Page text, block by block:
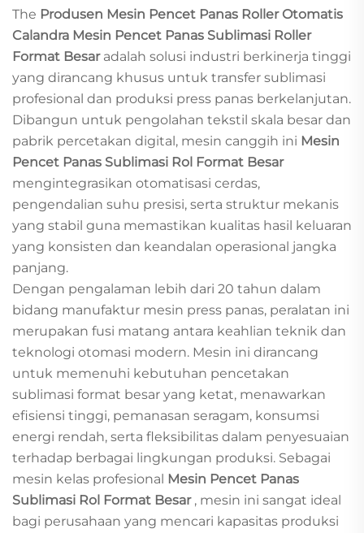
The Produsen Mesin Pencet Panas Roller Otomatis
Calandra Mesin Pencet Panas Sublimasi Roller
Format Besar adalah solusi industri berkinerja tinggi
yang dirancang khusus untuk transfer sublimasi
profesional dan produksi press panas berkelanjutan.
Dibangun untuk pengolahan tekstil skala besar dan
pabrik percetakan digital, mesin canggih ini Mesin
Pencet Panas Sublimasi Rol Format Besar
mengintegrasikan otomatisasi cerdas,
pengendalian suhu presisi, serta struktur mekanis
yang stabil guna memastikan kualitas hasil keluaran
yang konsisten dan keandalan operasional jangka
panjang.
Dengan pengalaman lebih dari 20 tahun dalam
bidang manufaktur mesin press panas, peralatan ini
merupakan fusi matang antara keahlian teknik dan
teknologi otomasi modern. Mesin ini dirancang
untuk memenuhi kebutuhan pencetakan
sublimasi format besar yang ketat, menawarkan
efisiensi tinggi, pemanasan seragam, konsumsi
energi rendah, serta fleksibilitas dalam penyesuaian
terhadap berbagai lingkungan produksi. Sebagai
mesin kelas profesional
Mesin Pencet Panas
Sublimasi Rol Format Besar , mesin ini sangat ideal
bagi perusahaan yang mencari kapasitas produksi